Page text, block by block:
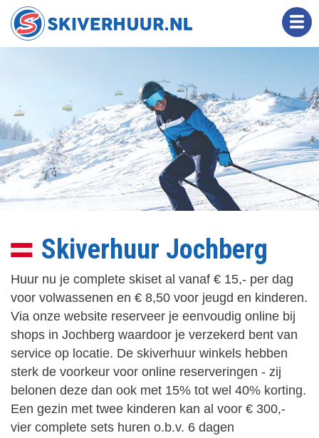
Overslaan
en
naar
Skiverhuur Jochberg
Huur nu je complete skiset al vanaf € 15,- per dag
voor volwassenen en € 8,50 voor jeugd en kinderen.
Via onze website reserveer je eenvoudig online bij
shops in Jochberg waardoor je verzekerd bent van
service op locatie. De skiverhuur winkels hebben
sterk de voorkeur voor online reserveringen - zij
belonen deze dan ook met 15% tot wel 40% korting.
Een gezin met twee kinderen kan al voor € 300,-
vier complete sets huren o.b.v. 6 dagen